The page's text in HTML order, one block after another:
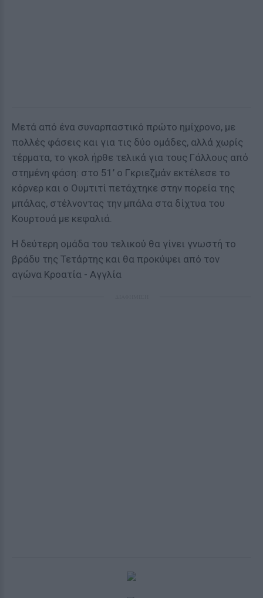
Μετά από ένα συναρπαστικό πρώτο ημίχρονο, με
πολλές φάσεις και για τις δύο ομάδες, αλλά χωρίς
τέρματα, το γκολ ήρθε τελικά για τους Γάλλους από
στημένη φάση: στο 51’ ο Γκριεζμάν εκτέλεσε το
κόρνερ και ο Ουμτιτί πετάχτηκε στην πορεία της
μπάλας, στέλνοντας την μπάλα στα δίχτυα του
Κουρτουά με κεφαλιά.
Η δεύτερη ομάδα του τελικού θα γίνει γνωστή το
βράδυ της Τετάρτης και θα προκύψει από τον
αγώνα Κροατία - Αγγλία